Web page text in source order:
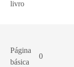
livro
Página
básica
0